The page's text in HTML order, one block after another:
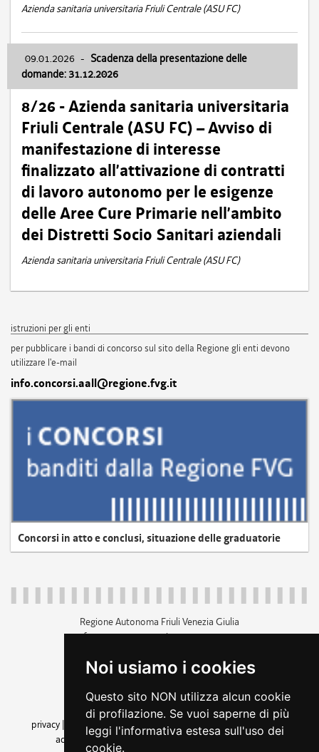
Noi usiamo i cookies
Questo sito NON utilizza alcun cookie
di profilazione. Se vuoi saperne di più
leggi l'informativa estesa sull'uso dei
cookie.
Azienda sanitaria universitaria Friuli Centrale (ASU FC)
09.01.2026 - Scadenza della presentazione delle
domande: 31.12.2026
8/26 - Azienda sanitaria universitaria
Friuli Centrale (ASU FC) – Avviso di
manifestazione di interesse
finalizzato all’attivazione di contratti
di lavoro autonomo per le esigenze
delle Aree Cure Primarie nell’ambito
dei Distretti Socio Sanitari aziendali
Azienda sanitaria universitaria Friuli Centrale (ASU FC)
istruzioni per gli enti
per pubblicare i bandi di concorso sul sito della Regione gli enti devono
utilizzare l'e-mail
info.concorsi.aall@regione.fvg.it
Concorsi in atto e conclusi, situazione delle graduatorie
Regione Autonoma Friuli Venezia Giulia
c.f. 80014930327; p.iva 00526040324
+39 040 3771111
amministrazione trasparente
privacy
cookie |note legali accessibilità
dichiarazione di
accessibilità| feedback cambio preferenze cookie